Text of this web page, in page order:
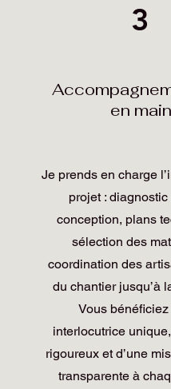
3
en main
Je prends en charge
projet :
conception, plans
sélection des
coordination des
du chantier jusqu’à
Vous bénéficiez
interlocutrice
rigoureux et d’une
transparente à